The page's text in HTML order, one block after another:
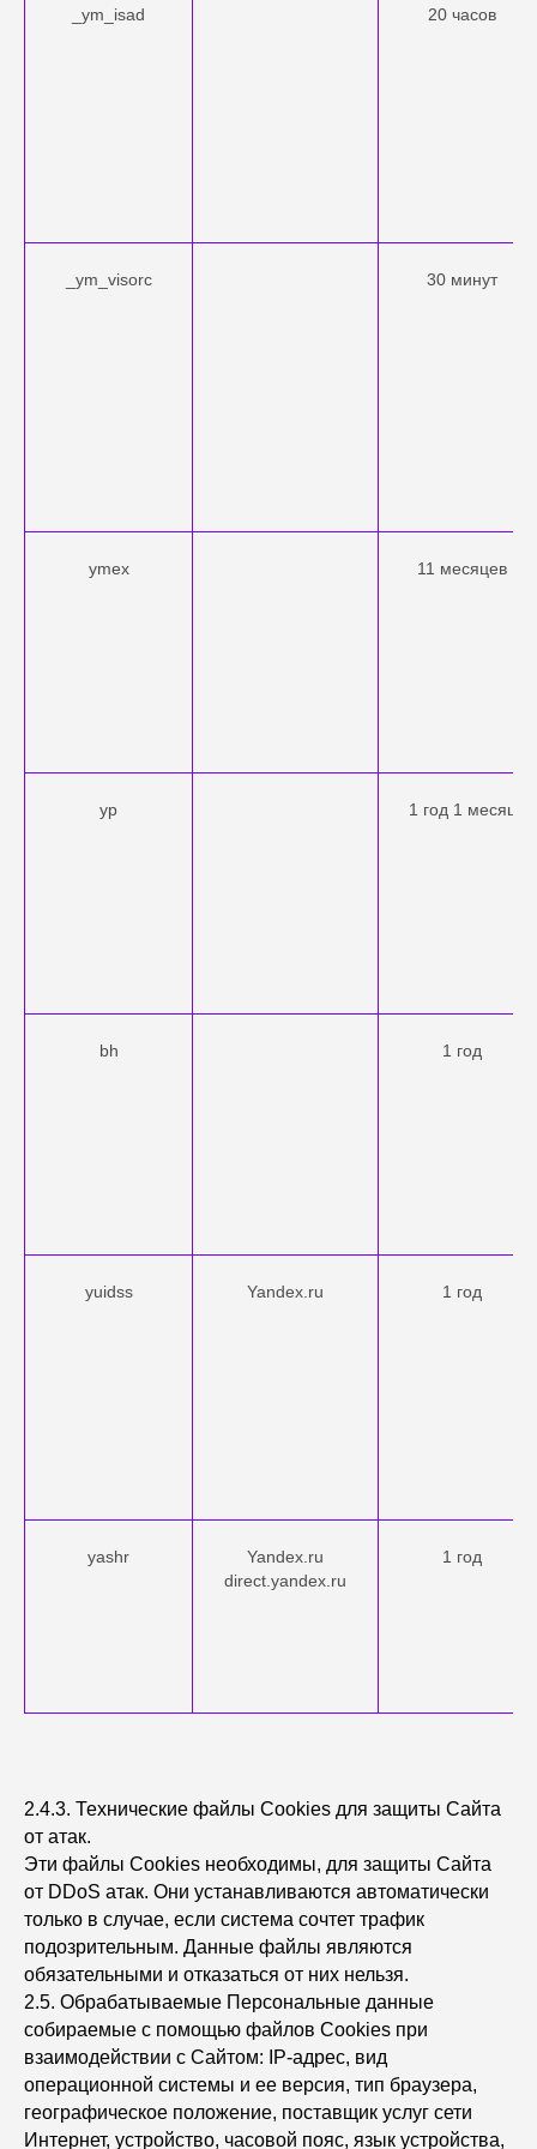
_ym_isad 20 часов
_ym_visorc 30 минут
ymex 11 месяцев
yp 1 год 1 месяц
bh 1 год
yuidss Yandex.ru 1 год
yashr
Yandex.ru
direct.yandex.ru
1 год
2.4.3. Технические файлы Сookies для защиты Сайта
от атак.
Эти файлы Сookies необходимы, для защиты Сайта
от DDoS атак. Они устанавливаются автоматически
только в случае, если система сочтет трафик
подозрительным. Данные файлы являются
обязательными и отказаться от них нельзя.
2.5. Обрабатываемые Персональные данные
собираемые с помощью файлов Сookies при
взаимодействии с Сайтом: IP-адрес, вид
операционной системы и ее версия, тип браузера,
географическое положение, поставщик услуг сети
Интернет, устройство, часовой пояс, язык устройства,